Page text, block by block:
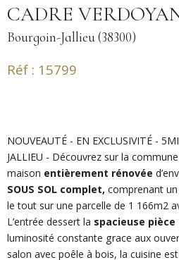
CADRE
Bourgoin-Jallieu (38300)
Réf : 15799
NOUVEAUTÉ - EN EXCLUSIVITÉ -
JALLIEU - Découvrez sur la
maison entièrement rénovée
SOUS SOL complet, comprenant un
le tout sur une parcelle de 1 166m2
L’entrée dessert la spacieuse pièce
luminosité constante grace aux
salon avec poêle à bois, la cuisine